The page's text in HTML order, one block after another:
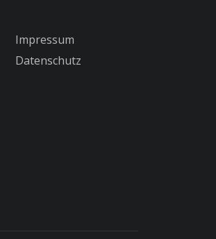
Impressum
Datenschutz